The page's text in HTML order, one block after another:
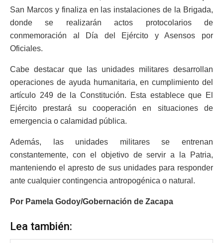
San Marcos y finaliza en las instalaciones de la Brigada,
donde se realizarán actos protocolarios de
conmemoración al Día del Ejército y Asensos por
Oficiales.
Cabe destacar que las unidades militares desarrollan
operaciones de ayuda humanitaria, en cumplimiento del
artículo 249 de la Constitución. Esta establece que El
Ejército prestará su cooperación en situaciones de
emergencia o calamidad pública.
Además, las unidades militares se entrenan
constantemente, con el objetivo de servir a la Patria,
manteniendo el apresto de sus unidades para responder
ante cualquier contingencia antropogénica o natural.
Por Pamela Godoy/Gobernación de Zacapa
Lea también: